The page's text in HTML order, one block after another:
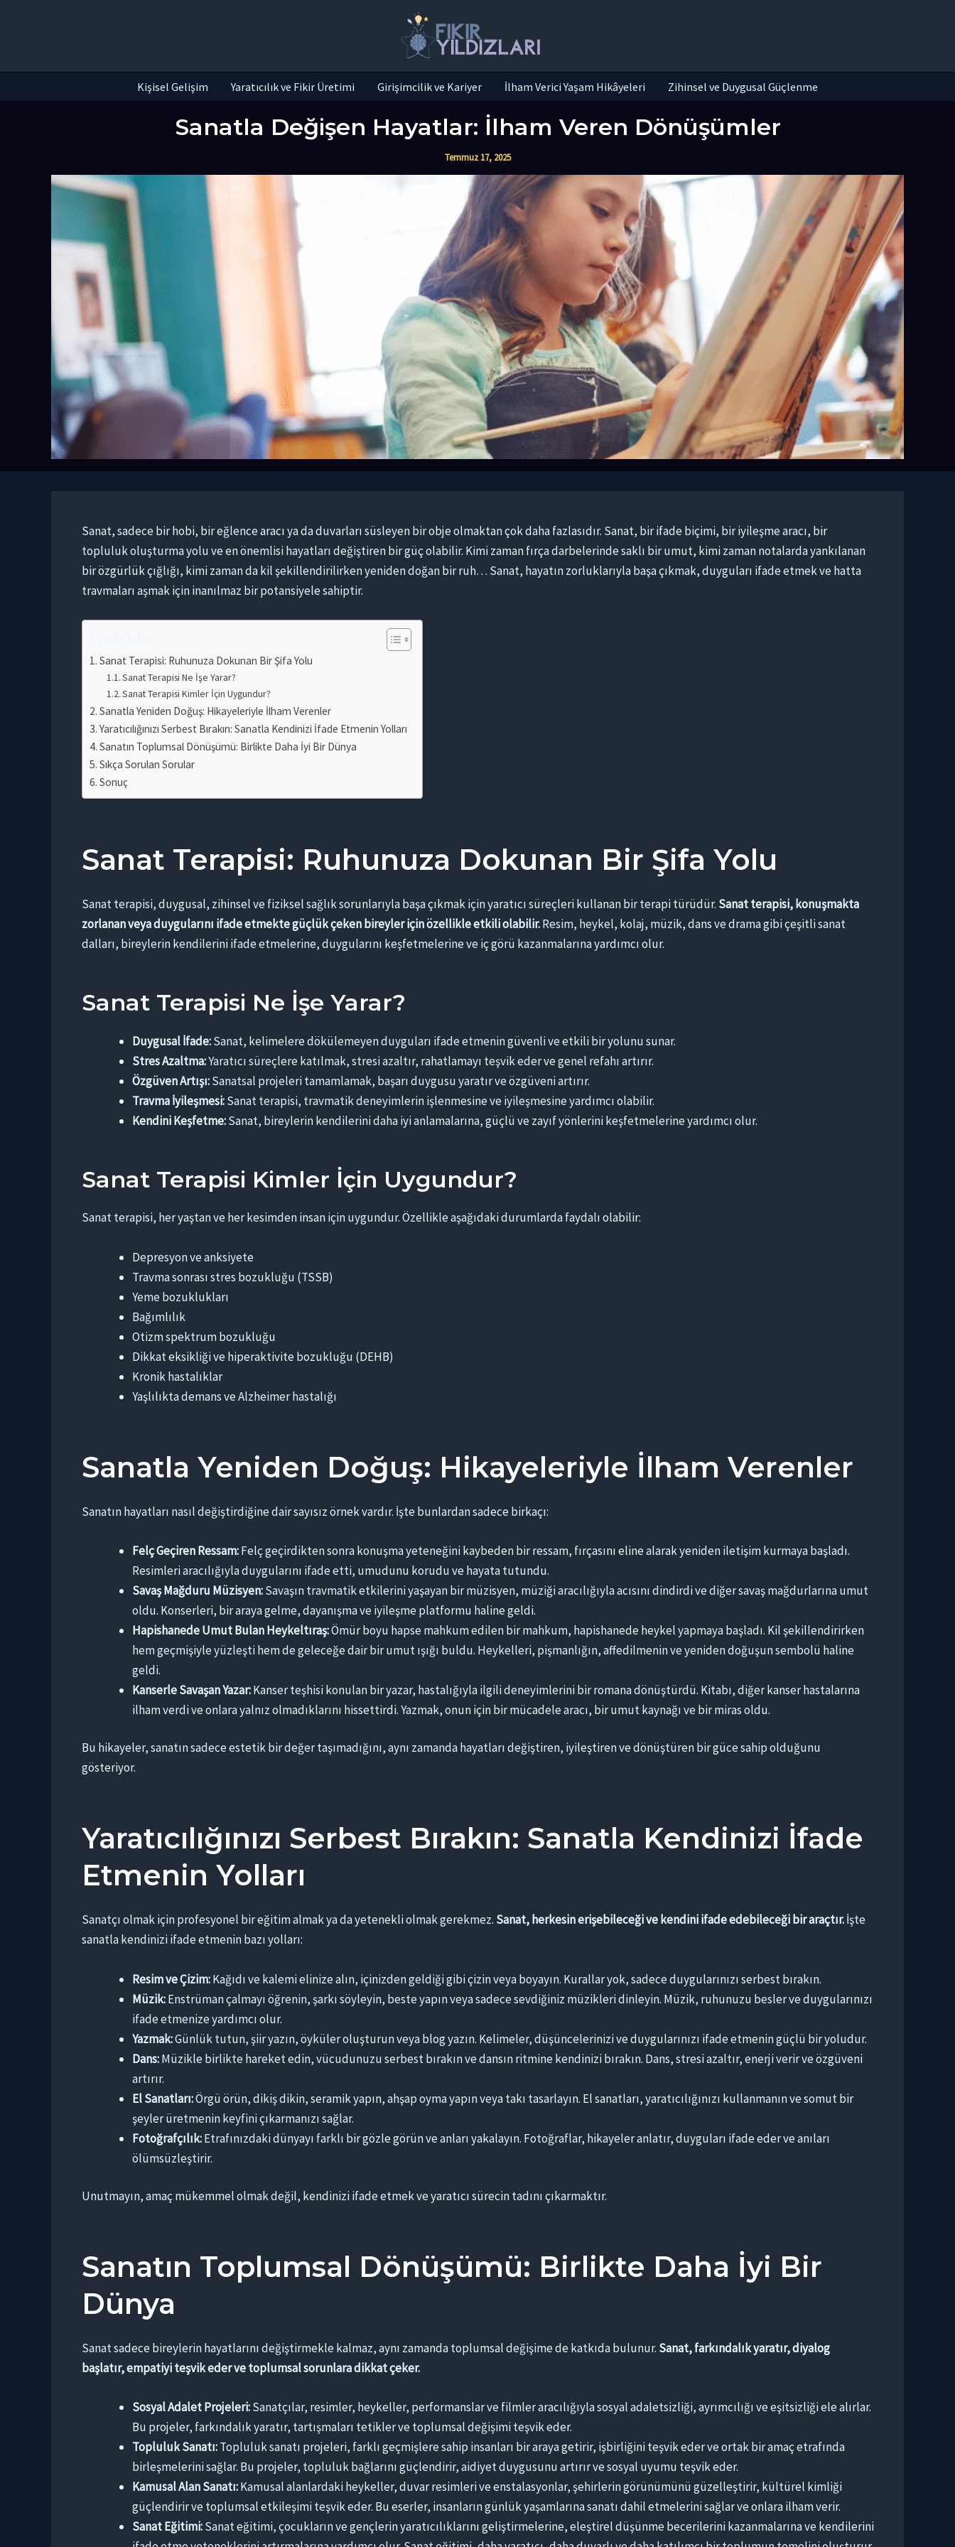
Kişisel Gelişim Yaratıcılık ve Fikir Üretimi Girişimcilik ve Kariyer İlham Verici Yaşam Hikâyeleri Zihinsel ve Duygusal Güçlenme
Sanatla Değişen Hayatlar: İlham Veren Dönüşümler
Temmuz 17, 2025
Sanat, sadece bir hobi, bir eğlence aracı ya da duvarları süsleyen bir obje olmaktan çok daha fazlasıdır. Sanat, bir ifade biçimi, bir iyileşme aracı, bir
topluluk oluşturma yolu ve en önemlisi hayatları değiştiren bir güç olabilir. Kimi zaman fırça darbelerinde saklı bir umut, kimi zaman notalarda yankılanan
bir özgürlük çığlığı, kimi zaman da kil şekillendirilirken yeniden doğan bir ruh… Sanat, hayatın zorluklarıyla başa çıkmak, duyguları ifade etmek ve hatta
travmaları aşmak için inanılmaz bir potansiyele sahiptir.
Sanat Terapisi: Ruhunuza Dokunan Bir Şifa Yolu
Sanat Terapisi Ne İşe Yarar?
Sanat Terapisi Kimler İçin Uygundur?
Sanatla Yeniden Doğuş: Hikayeleriyle İlham Verenler
Yaratıcılığınızı Serbest Bırakın: Sanatla Kendinizi İfade Etmenin Yolları
Sanatın Toplumsal Dönüşümü: Birlikte Daha İyi Bir Dünya
Sıkça Sorulan Sorular
Sonuç
Sanat Terapisi: Ruhunuza Dokunan Bir Şifa Yolu
Sanat terapisi, duygusal, zihinsel ve fiziksel sağlık sorunlarıyla başa çıkmak için yaratıcı süreçleri kullanan bir terapi türüdür. Sanat terapisi, konuşmakta
zorlanan veya duygularını ifade etmekte güçlük çeken bireyler için özellikle etkili olabilir.Resim, heykel, kolaj, müzik, dans ve drama gibi çeşitli sanat
dalları, bireylerin kendilerini ifade etmelerine, duygularını keşfetmelerine ve iç görü kazanmalarına yardımcı olur.
Sanat Terapisi Ne İşe Yarar?
Duygusal İfade:Sanat, kelimelere dökülemeyen duyguları ifade etmenin güvenli ve etkili bir yolunu sunar.
Stres Azaltma:Yaratıcı süreçlere katılmak, stresi azaltır, rahatlamayı teşvik eder ve genel refahı artırır.
Özgüven Artışı:Sanatsal projeleri tamamlamak, başarı duygusu yaratır ve özgüveni artırır.
Travma İyileşmesi:Sanat terapisi, travmatik deneyimlerin işlenmesine ve iyileşmesine yardımcı olabilir.
Kendini Keşfetme:Sanat, bireylerin kendilerini daha iyi anlamalarına, güçlü ve zayıf yönlerini keşfetmelerine yardımcı olur.
Sanat Terapisi Kimler İçin Uygundur?
Sanat terapisi, her yaştan ve her kesimden insan için uygundur. Özellikle aşağıdaki durumlarda faydalı olabilir:
Depresyon ve anksiyete
Travma sonrası stres bozukluğu (TSSB)
Yeme bozuklukları
Bağımlılık
Otizm spektrum bozukluğu
Dikkat eksikliği ve hiperaktivite bozukluğu (DEHB)
Kronik hastalıklar
Yaşlılıkta demans ve Alzheimer hastalığı
Sanatla Yeniden Doğuş: Hikayeleriyle İlham Verenler
Sanatın hayatları nasıl değiştirdiğine dair sayısız örnek vardır. İşte bunlardan sadece birkaçı:
Felç Geçiren Ressam:Felç geçirdikten sonra konuşma yeteneğini kaybeden bir ressam, fırçasını eline alarak yeniden iletişim kurmaya başladı.
Resimleri aracılığıyla duygularını ifade etti, umudunu korudu ve hayata tutundu.
Savaş Mağduru Müzisyen:Savaşın travmatik etkilerini yaşayan bir müzisyen, müziği aracılığıyla acısını dindirdi ve diğer savaş mağdurlarına umut
oldu. Konserleri, bir araya gelme, dayanışma ve iyileşme platformu haline geldi.
Hapishanede Umut Bulan Heykeltıraş:Ömür boyu hapse mahkum edilen bir mahkum, hapishanede heykel yapmaya başladı. Kil şekillendirirken
hem geçmişiyle yüzleşti hem de geleceğe dair bir umut ışığı buldu. Heykelleri, pişmanlığın, affedilmenin ve yeniden doğuşun sembolü haline
geldi.
Kanserle Savaşan Yazar:Kanser teşhisi konulan bir yazar, hastalığıyla ilgili deneyimlerini bir romana dönüştürdü. Kitabı, diğer kanser hastalarına
ilham verdi ve onlara yalnız olmadıklarını hissettirdi. Yazmak, onun için bir mücadele aracı, bir umut kaynağı ve bir miras oldu.
Bu hikayeler, sanatın sadece estetik bir değer taşımadığını, aynı zamanda hayatları değiştiren, iyileştiren ve dönüştüren bir güce sahip olduğunu
gösteriyor.
Yaratıcılığınızı Serbest Bırakın: Sanatla Kendinizi İfade
Etmenin Yolları
Sanatçı olmak için profesyonel bir eğitim almak ya da yetenekli olmak gerekmez. Sanat, herkesin erişebileceği ve kendini ifade edebileceği bir araçtır.İşte
sanatla kendinizi ifade etmenin bazı yolları:
Resim ve Çizim:Kağıdı ve kalemi elinize alın, içinizden geldiği gibi çizin veya boyayın. Kurallar yok, sadece duygularınızı serbest bırakın.
Müzik:Enstrüman çalmayı öğrenin, şarkı söyleyin, beste yapın veya sadece sevdiğiniz müzikleri dinleyin. Müzik, ruhunuzu besler ve duygularınızı
ifade etmenize yardımcı olur.
Yazmak:Günlük tutun, şiir yazın, öyküler oluşturun veya blog yazın. Kelimeler, düşüncelerinizi ve duygularınızı ifade etmenin güçlü bir yoludur.
Dans:Müzikle birlikte hareket edin, vücudunuzu serbest bırakın ve dansın ritmine kendinizi bırakın. Dans, stresi azaltır, enerji verir ve özgüveni
artırır.
El Sanatları:Örgü örün, dikiş dikin, seramik yapın, ahşap oyma yapın veya takı tasarlayın. El sanatları, yaratıcılığınızı kullanmanın ve somut bir
şeyler üretmenin keyfini çıkarmanızı sağlar.
Fotoğrafçılık:Etrafınızdaki dünyayı farklı bir gözle görün ve anları yakalayın. Fotoğraflar, hikayeler anlatır, duyguları ifade eder ve anıları
ölümsüzleştirir.
Unutmayın, amaç mükemmel olmak değil, kendinizi ifade etmek ve yaratıcı sürecin tadını çıkarmaktır.
Sanatın Toplumsal Dönüşümü: Birlikte Daha İyi Bir
Dünya
Sanat sadece bireylerin hayatlarını değiştirmekle kalmaz, aynı zamanda toplumsal değişime de katkıda bulunur. Sanat, farkındalık yaratır, diyalog
başlatır, empatiyi teşvik eder ve toplumsal sorunlara dikkat çeker.
Sosyal Adalet Projeleri:Sanatçılar, resimler, heykeller, performanslar ve filmler aracılığıyla sosyal adaletsizliği, ayrımcılığı ve eşitsizliği ele alırlar.
Bu projeler, farkındalık yaratır, tartışmaları tetikler ve toplumsal değişimi teşvik eder.
Topluluk Sanatı:Topluluk sanatı projeleri, farklı geçmişlere sahip insanları bir araya getirir, işbirliğini teşvik eder ve ortak bir amaç etrafında
birleşmelerini sağlar. Bu projeler, topluluk bağlarını güçlendirir, aidiyet duygusunu artırır ve sosyal uyumu teşvik eder.
Kamusal Alan Sanatı:Kamusal alanlardaki heykeller, duvar resimleri ve enstalasyonlar, şehirlerin görünümünü güzelleştirir, kültürel kimliği
güçlendirir ve toplumsal etkileşimi teşvik eder. Bu eserler, insanların günlük yaşamlarına sanatı dahil etmelerini sağlar ve onlara ilham verir.
Sanat Eğitimi:Sanat eğitimi, çocukların ve gençlerin yaratıcılıklarını geliştirmelerine, eleştirel düşünme becerilerini kazanmalarına ve kendilerini